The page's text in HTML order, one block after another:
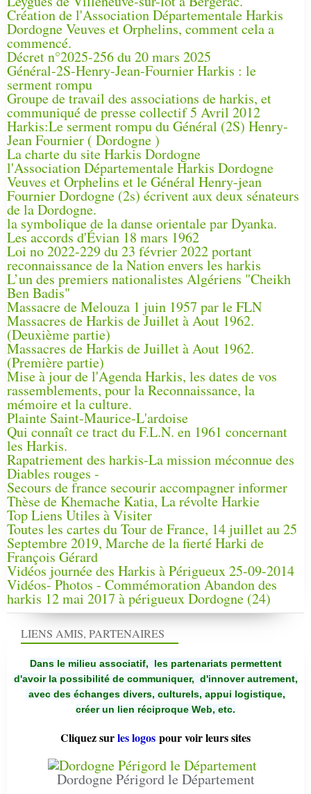
Création de l'Association Départementale Harkis
Dordogne Veuves et Orphelins, comment cela a
commencé.
Décret n°2025-256 du 20 mars 2025
Général-2S-Henry-Jean-Fournier Harkis : le
serment rompu
Groupe de travail des associations de harkis, et
communiqué de presse collectif 5 Avril 2012
Harkis:Le serment rompu du Général (2S) Henry-
Jean Fournier ( Dordogne )
La charte du site Harkis Dordogne
l'Association Départementale Harkis Dordogne
Veuves et Orphelins et le Général Henry-jean
Fournier Dordogne (2s) écrivent aux deux sénateurs
de la Dordogne.
la symbolique de la danse orientale par Dyanka.
Les accords d'Évian 18 mars 1962
Loi no 2022-229 du 23 février 2022 portant
reconnaissance de la Nation envers les harkis
L’un des premiers nationalistes Algériens "Cheikh
Ben Badis"
Massacre de Melouza 1 juin 1957 par le FLN
Massacres de Harkis de Juillet à Aout 1962.
(Deuxième partie)
Massacres de Harkis de Juillet à Aout 1962.
(Première partie)
Mise à jour de l'Agenda Harkis, les dates de vos
rassemblements, pour la Reconnaissance, la
mémoire et la culture.
Plainte Saint-Maurice-L'ardoise
Qui connaît ce tract du F.L.N. en 1961 concernant
les Harkis.
Rapatriement des harkis-La mission méconnue des
Diables rouges -
Secours de france secourir accompagner informer
Thèse de Khemache Katia, La révolte Harkie
Top Liens Utiles à Visiter
Toutes les cartes du Tour de France, 14 juillet au 25
Septembre 2019, Marche de la fierté Harki de
François Gérard
Vidéos journée des Harkis à Périgueux 25-09-2014
Vidéos- Photos - Commémoration Abandon des
harkis 12 mai 2017 à périgueux Dordogne (24)
LIENS AMIS, PARTENAIRES
Dans le milieu associatif, les partenariats permettent
d'avoir la possibilité de communiquer, d'innover autrement,
avec des échanges divers, culturels, appui logistique,
créer un lien réciproque Web, etc.
Cliquez surles logos pour voir leurs sites
Dordogne Périgord le Département